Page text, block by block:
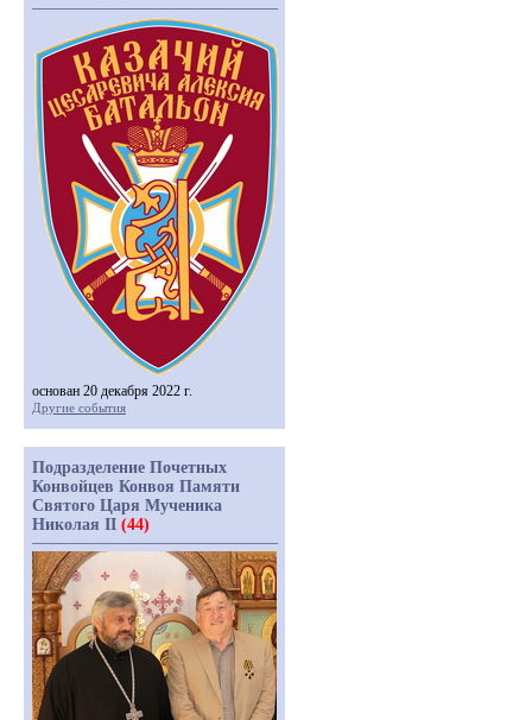
основан 20 декабря 2022 г.
Другие события
Подразделение Почетных
Конвойцев Конвоя Памяти
Святого Царя Мученика
Николая II (44)